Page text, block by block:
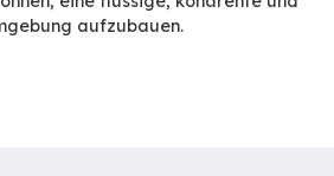
Benutzererfahrung,